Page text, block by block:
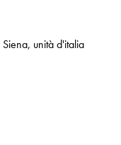
Siena, unità d'italia